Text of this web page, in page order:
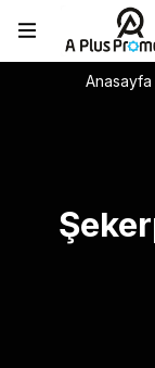
Anasayfa